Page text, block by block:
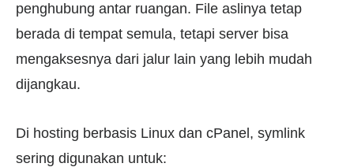
penghubung antar ruangan. File aslinya tetap
berada di tempat semula, tetapi server bisa
mengaksesnya dari jalur lain yang lebih mudah
dijangkau.
Di hosting berbasis Linux dan cPanel, symlink
sering digunakan untuk: